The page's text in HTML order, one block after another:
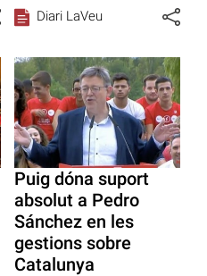
Diari LaVeu
Puig dóna suport
absolut a Pedro
Sánchez en les
gestions sobre
Catalunya